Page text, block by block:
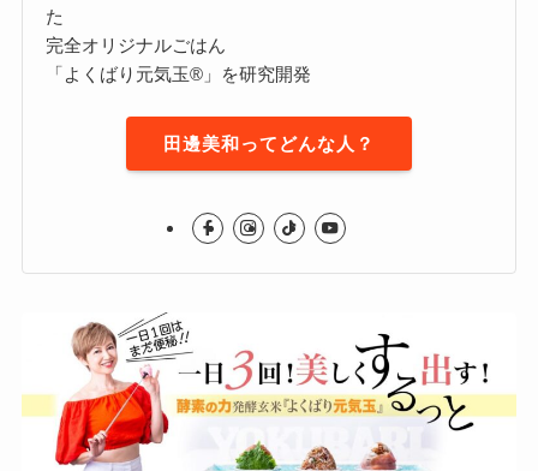
た
完全オリジナルごはん
「よくばり元気玉®」を研究開発
田邊美和ってどんな人？